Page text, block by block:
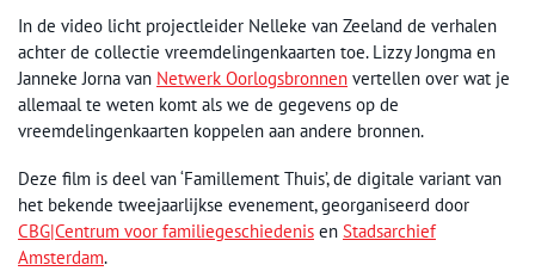
In de video licht projectleider Nelleke van Zeeland de verhalen
achter de collectie vreemdelingenkaarten toe. Lizzy Jongma en
Janneke Jorna van Netwerk Oorlogsbronnen vertellen over wat je
allemaal te weten komt als we de gegevens op de
vreemdelingenkaarten koppelen aan andere bronnen.
Deze film is deel van ‘Famillement Thuis’, de digitale variant van
het bekende tweejaarlijkse evenement, georganiseerd door
CBG|Centrum voor familiegeschiedenis en Stadsarchief
Amsterdam.